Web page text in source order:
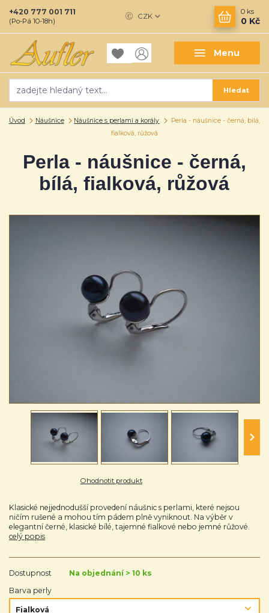
Menu
CZK
Hledat
+420 777 001 711
(Po-Pá 10-18h)
0 ks
0 Kč
Úvod Náušnice Náušnice s perlami a korály
Perla - náušnice - černá, bílá,
fialková, růžová
Perla - náušnice - černá,
bílá, fialková, růžová
Ohodnotit produkt
Klasické nejjednodušší provedení náušnic s perlami, které nejsou
ničím rušené a mohou tím pádem plně vyniknout. Na výběr v
elegantní černé, klasické bílé, tajemné fialkové nebo jemné růžové.
celý popis
Dostupnost
Na objednání > 10 ks
Barva perly